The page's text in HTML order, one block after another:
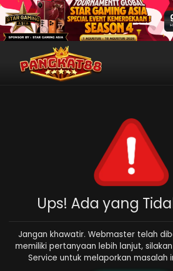
Ups! Ada yang
Jangan khawatir. Webmaster telah
memiliki pertanyaan lebih lanjut,
Service untuk melaporkan masalah